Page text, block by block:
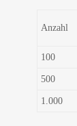
Anzahl
100
500
1.000